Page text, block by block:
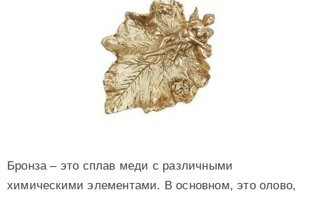
Бронза – это сплав меди с различными
химическими элементами. В основном, это олово,